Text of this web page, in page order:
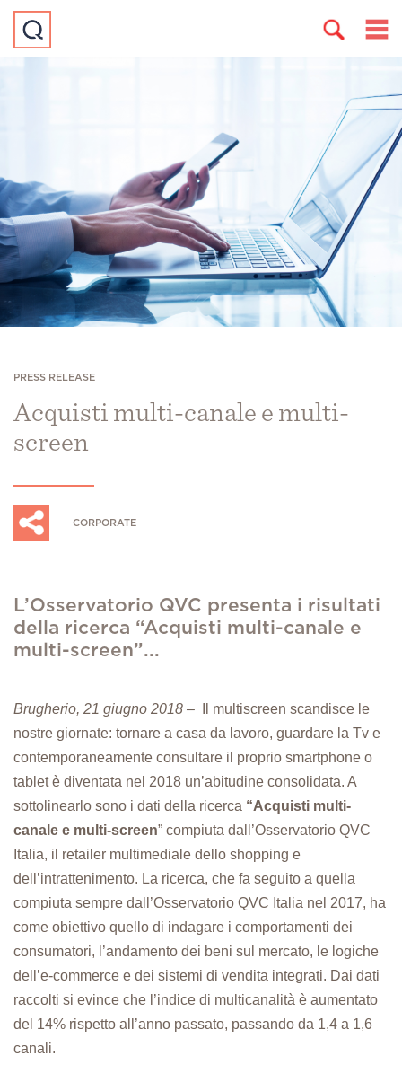
PRESS RELEASE
Acquisti multi-canale e multi-
screen
CORPORATE
L’Osservatorio QVC presenta i risultati
della ricerca “Acquisti multi-canale e
multi-screen”...
Brugherio, 21 giugno 2018 –
Il multiscreen scandisce le
nostre giornate: tornare a casa da lavoro, guardare la Tv e
contemporaneamente consultare il proprio smartphone o
tablet è diventata nel 2018 un’abitudine consolidata. A
sottolinearlo sono i dati della ricerca “Acquisti multi-
canale e multi-screen” compiuta dall’Osservatorio QVC
Italia, il retailer multimediale dello shopping e
dell’intrattenimento. La ricerca, che fa seguito a quella
compiuta sempre dall’Osservatorio QVC Italia nel 2017, ha
come obiettivo quello di indagare i comportamenti dei
consumatori, l’andamento dei beni sul mercato, le logiche
dell’e-commerce e dei sistemi di vendita integrati. Dai dati
raccolti si evince che l’indice di multicanalità è aumentato
del 14% rispetto all’anno passato, passando da 1,4 a 1,6
canali.